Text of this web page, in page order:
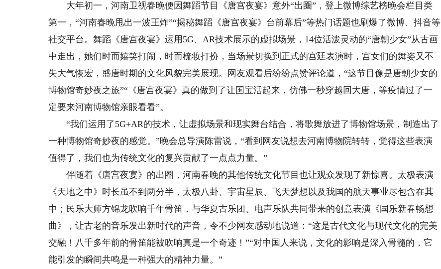
大年初一，河南卫视春晚便因舞蹈节目《唐宫夜宴》意外“出圈”，登上微博综艺榜晚会栏目类
第一，“河南春晚甩出一波王炸”“揭秘舞蹈《唐宫夜宴》台前幕后”等热门话题也刷爆了微博、抖音等
社交平台。舞蹈《唐宫夜宴》运用5G、AR技术展示的虚拟场景，14位活泼灵动的“唐朝少女”从古画
中走出，她们时而嬉笑打闹，时而梳妆打扮，当场景切换到正式的宫廷表演时，宫女们的舞姿又不
失大气恢宏，盛唐时期的文化风貌完美展现。网友观看后纷纷点赞评论道，“这节目像是唐朝少女的
博物馆奇妙夜之旅”“《唐宫夜宴》真的做到了让国宝活起来，仿佛一秒穿越回大唐，等疫情过了一
定要来河南博物馆亲眼看看”。
“我们运用了5G+AR的技术，让虚拟场景和现实舞台结合，将歌舞放进了博物馆场景，制造出了
一种博物馆奇妙夜的感觉。”晚会总导演陈雷说，“看到网友说想去河南博物院转转，觉得这些表演
值得了，我们也为传统文化的复兴贡献了一点点力量。”
伴随着《唐宫夜宴》的出圈，河南春晚的其他传统文化节目也让观众发现了新惊喜。太极表演
《天地之中》时长虽不到两分半，太极八卦、宇宙星辰、飞天梦想以及我国的航天事业尽包含在其
中；民乐大师方锦龙吹响千年骨笛，与华夏古乐团、电声乐队共同带来的创意表演《国乐新春畅想
曲》，让古老的音乐发出新时代的声音，令不少网友感动地说道：“这是古代文化与现代文化的完美
交融！八千多年前的骨笛能被吹响真是一个奇迹！”“对中国人来说，文化的影响是深入骨髓的，它
能引发的瞬间共鸣是一种强大的精神力量。”